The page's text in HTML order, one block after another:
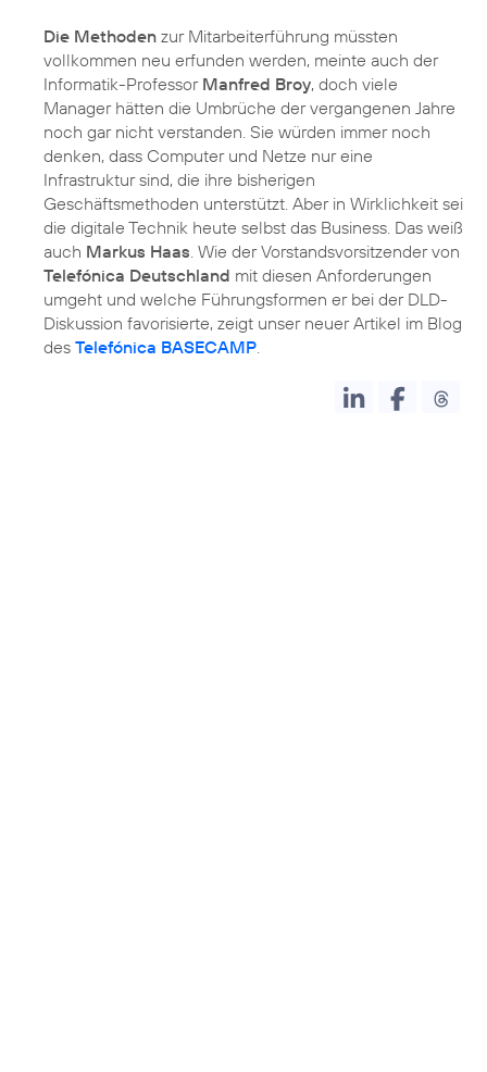
Die Methoden zur Mitarbeiterführung müssten
vollkommen neu erfunden werden, meinte auch der
Informatik-Professor Manfred Broy, doch viele
Manager hätten die Umbrüche der vergangenen Jahre
noch gar nicht verstanden. Sie würden immer noch
denken, dass Computer und Netze nur eine
Infrastruktur sind, die ihre bisherigen
Geschäftsmethoden unterstützt. Aber in Wirklichkeit sei
die digitale Technik heute selbst das Business. Das weiß
auch Markus Haas . Wie der Vorstandsvorsitzender von
Telefónica Deutschland mit diesen Anforderungen
umgeht und welche Führungsformen er bei der DLD-
Diskussion favorisierte, zeigt unser neuer Artikel im Blog
des Telefónica BASECAMP